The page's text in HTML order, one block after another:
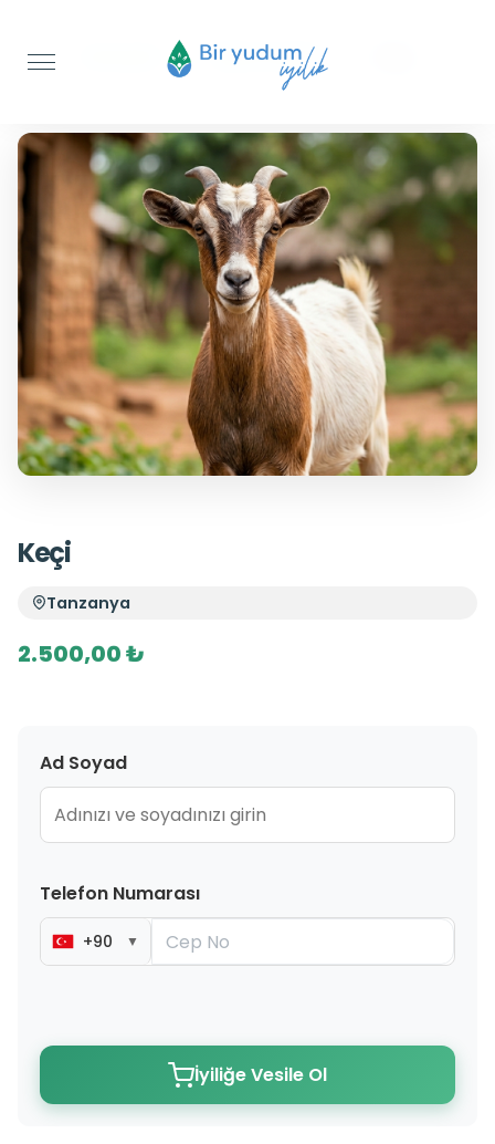
Akika Kurbanı
Keçi
Tanzanya
2.500,00 ₺
Ad Soyad
Telefon Numarası
+90 ▼
İyiliğe Vesile Ol